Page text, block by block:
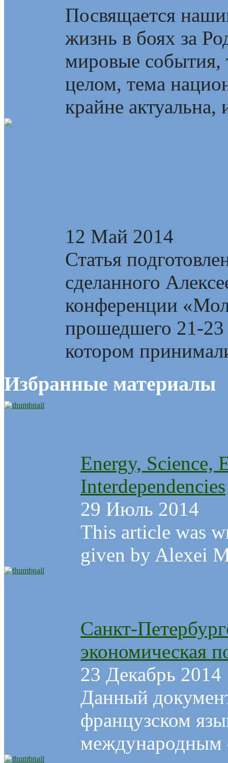
Посвящается
жизнь в боях за
мировые события,
целом, тема
крайне актуальна,
12 Май 2014
Статья
сделанного
конференции
прошедшего 21-23
котором
Избранные материалы
Energy, Science,
Interdependencies
29 Июль 2014
This article was
given by Alexei
Санкт-
экономическая
23 Декабрь 2014
Данный
французском
международным